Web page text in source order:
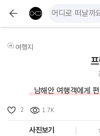
여행지
남해안 여행객에게
2 1.7K
사진보기